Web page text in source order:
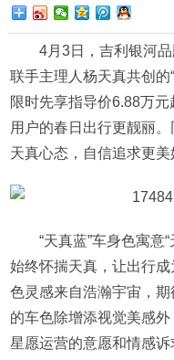
4月3日，吉利银河
联手主理人杨天真共创的
限时先享指导价6.88万
用户的春日出行更靓丽
天真心态，自信追求更美
“天真蓝”车身色寓意
始终怀揣天真，让出行成
色灵感来自浩瀚宇宙，
的车色除增添视觉美感
星愿运营的意愿和情感诉